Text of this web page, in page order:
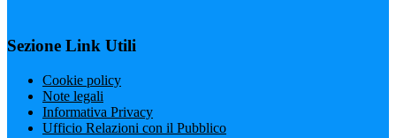
Sezione Link Utili
Cookie policy
Note legali
Informativa Privacy
Ufficio Relazioni con il Pubblico